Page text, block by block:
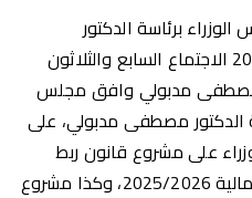
برئاسة الدكتور
مصطفى مدبولي 26 مارس، 2025 الاجتماع السابع والثلاثون
مصطفى مدبولي وافق مجلس
الدكتور مصطفى مدبولي، على
الوزراء على مشروع قانون ربط
الموازنة العامة للدولة للسنة المالية 2025/2026، وكذا مشروع